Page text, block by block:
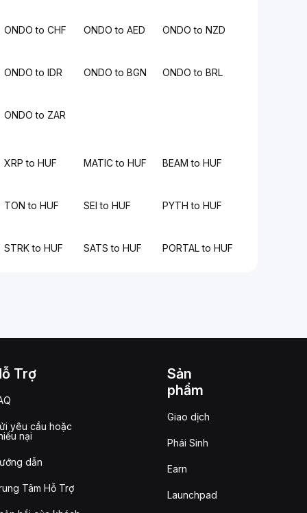
ONDO to CHF ONDO to AED ONDO to NZD
ONDO to IDR ONDO to BGN ONDO to BRL
ONDO to ZAR
XRP to HUF MATIC to HUF BEAM to HUF
TON to HUF SEI to HUF PYTH to HUF
STRK to HUF SATS to HUF PORTAL to HUF
Trợ
yêu cầu hoặc
nại
dẫn
Tâm Hỗ Trợ
Sản
phẩm
Giao dịch
Phái Sinh
Earn
Launchpad